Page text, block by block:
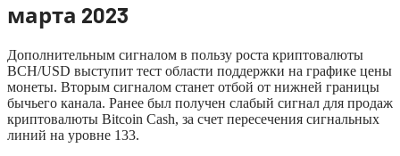
марта 2023
Дополнительным сигналом в пользу роста криптовалюты
BCH/USD выступит тест области поддержки на графике цены
монеты. Вторым сигналом станет отбой от нижней границы
бычьего канала. Ранее был получен слабый сигнал для продаж
криптовалюты Bitcoin Cash, за счет пересечения сигнальных
линий на уровне 133.